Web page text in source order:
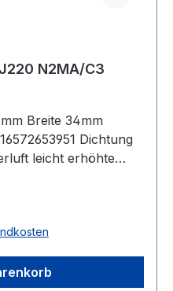
SKF Vierpunktlager QJ220 N2MA/C3
Breite 34mm
Dichtung
leicht erhöhte
P0/PN bzw.
zwei um 180 Grad